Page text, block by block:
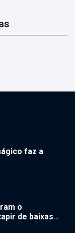
faz a
o
de baixas
Unido em 14